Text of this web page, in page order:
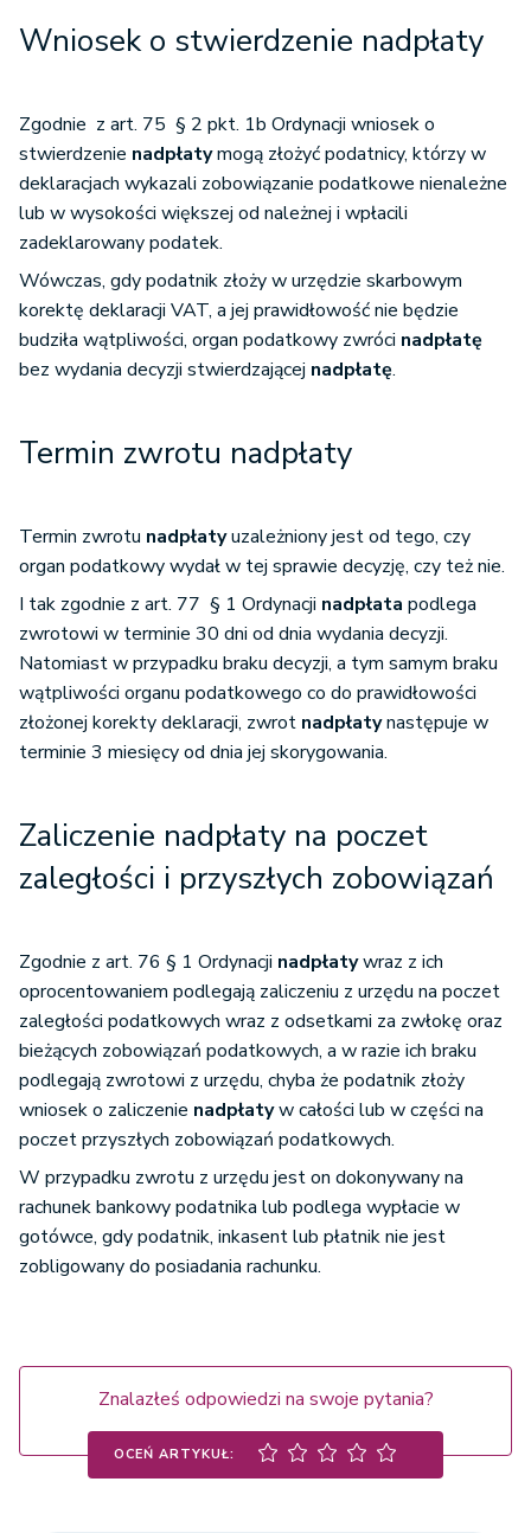
Wniosek o stwierdzenie nadpłaty
Zgodnie z art. 75 § 2 pkt. 1b Ordynacji wniosek o
stwierdzenie nadpłatymogą złożyć podatnicy, którzy w
deklaracjach wykazali zobowiązanie podatkowe nienależne
lub w wysokości większej od należnej i wpłacili
zadeklarowany podatek.
Wówczas, gdy podatnik złoży w urzędzie skarbowym
korektę deklaracji VAT, a jej prawidłowość nie będzie
budziła wątpliwości, organ podatkowy zwróci nadpłatę
bez wydania decyzji stwierdzającej nadpłatę.
Termin zwrotu nadpłaty
Termin zwrotu nadpłatyuzależniony jest od tego, czy
organ podatkowy wydał w tej sprawie decyzję, czy też nie.
I tak zgodnie z art. 77 § 1 Ordynacji nadpłata podlega
zwrotowi w terminie 30 dni od dnia wydania decyzji.
Natomiast w przypadku braku decyzji, a tym samym braku
wątpliwości organu podatkowego co do prawidłowości
złożonej korekty deklaracji, zwrot nadpłatynastępuje w
terminie 3 miesięcy od dnia jej skorygowania.
Zaliczenie nadpłaty na poczet
zaległości i przyszłych zobowiązań
Zgodnie z art. 76 § 1 Ordynacji nadpłatywraz z ich
oprocentowaniem podlegają zaliczeniu z urzędu na poczet
zaległości podatkowych wraz z odsetkami za zwłokę oraz
bieżących zobowiązań podatkowych, a w razie ich braku
podlegają zwrotowi z urzędu, chyba że podatnik złoży
wniosek o zaliczenie nadpłatyw całości lub w części na
poczet przyszłych zobowiązań podatkowych.
W przypadku zwrotu z urzędu jest on dokonywany na
rachunek bankowy podatnika lub podlega wypłacie w
gotówce, gdy podatnik, inkasent lub płatnik nie jest
zobligowany do posiadania rachunku.
Znalazłeś odpowiedzi na swoje pytania?
OCEŃ ARTYKUŁ: